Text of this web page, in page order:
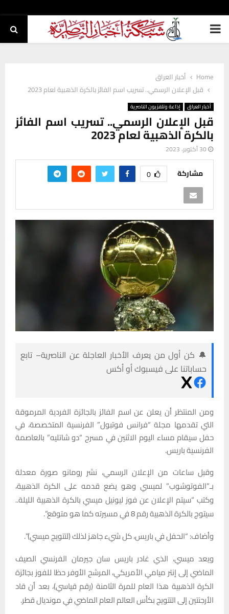
PRIMARY
Home
أخبار العراق
قبل الإعلان الرسمي.. تسريب اسم الفائز بالكرة الذهبية لعام 2023
أخبار العراق إذاعة وتلفزيون الناصرية
قبل الإعلان الرسمي.. تسريب اسم الفائز
بالكرة الذهبية لعام 2023
30 أكتوبر، 2023
مشاركة 0
🔔 كن أول من يعرف الأخبار العاجلة عن الناصرية– تابع
حساباتنا على فيسبوك أو أكس
ومن المنتظر أن يعلن عن اسم الفائز بالجائزة الفردية المرموقة
التي تقدمها مجلة “فرانس فوتبول” الفرنسية المتخصصة، في
حفل سيقام مساء اليوم الاثنين في مسرح “دو شاتليه” بالعاصمة
الفرنسية باريس.
وقبل ساعات من الإعلان الرسمي، نشر رومانو صورة معدلة
بـ”الفوتوشوب” لميسي وهو يضع قدمه على الكرة الذهبية،
وكتب “سيتم الإعلان عن فوز ليونيل ميسي بالكرة الذهبية الليلة..
سيتوج بالكرة الذهبية رقم 8 في مسيرته كما هو متوقع”.
وأضاف: “الحفل في باريس، كل شيء جاهز لذلك (لتتويج ميسي)”.
ويعد ميسي، الذي غادر باريس سان جيرمان الفرنسي الصيف
الماضي إلى إنتر ميامي الأمريكي، المرشح الأوفر حظا للفوز بجائزة
الكرة الذهبية هذا العام للمرة الثامنة (رقم قياسي)، بعد أن قاد
الأرجنتين إلى التتويج بكأس العالم العام الماضي في مونديال قطر.